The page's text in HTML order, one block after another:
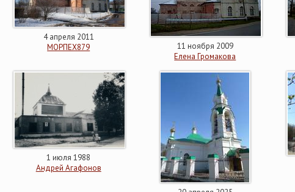
4 апреля 2011
МОРПЕХ879
11 ноября 2009
Елена Громакова
1 июля 1988
Андрей Агафонов